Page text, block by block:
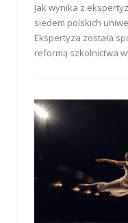
Jak wynika z
siedem polskich
Ekspertyza została
reformą szkolnictwa